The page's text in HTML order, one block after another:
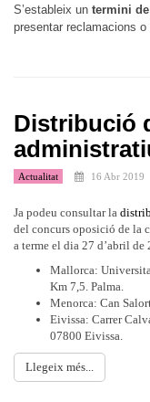
S’estableix un termini
presentar reclamacions
Distribució
Actualitat 16 Abr 2019
Ja podeu consultar la
del concurs oposició de la
a terme el dia 27 d’abril de
Mallorca:
Km 7,5. Palma.
Menorca: Can
Eivissa: Carrer
07800 Eivissa.
Llegeix més...